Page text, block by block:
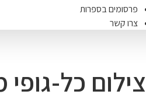
פרסומים בספרות
צרו קשר
צילום כל-